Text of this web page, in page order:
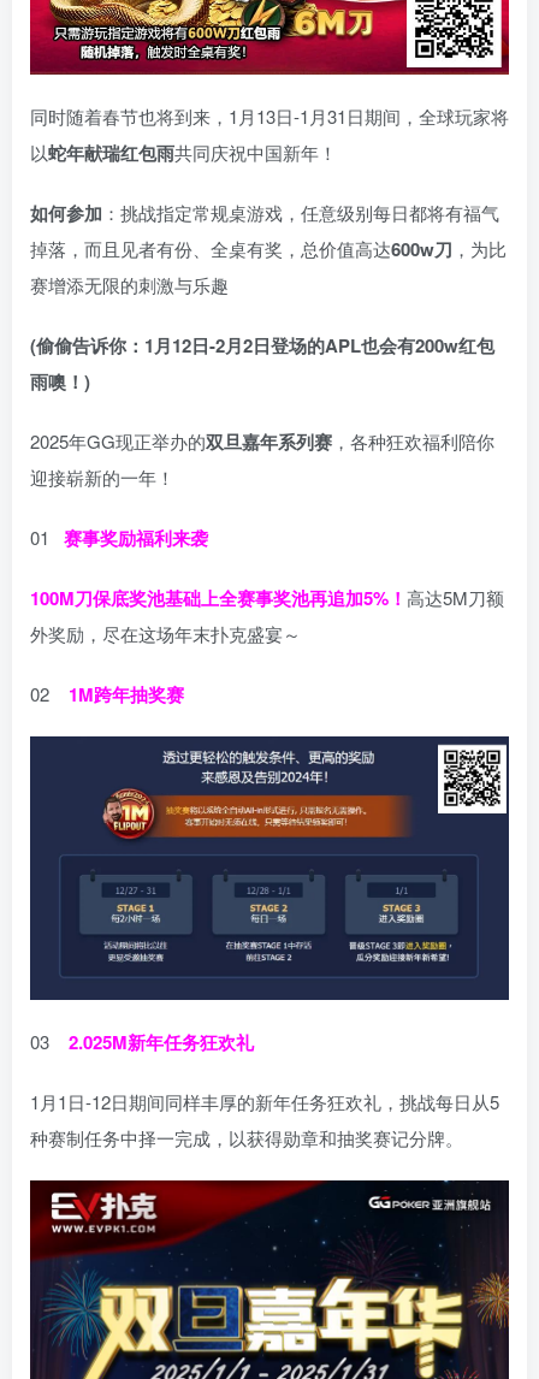
同时随着春节也将到来，1月13日-1月31日期间，全球玩家将
以蛇年献瑞红包雨共同庆祝中国新年！
如何参加 ：挑战指定常规桌游戏，任意级别每日都将有福气
掉落，而且见者有份、全桌有奖，总价值高达600w刀 ，为比
赛增添无限的刺激与乐趣
(偷偷告诉你：1月12日-2月2日登场的APL也会有200w红包
雨噢！)
2025年GG现正举办的双旦嘉年系列赛 ，各种狂欢福利陪你
迎接崭新的一年！
01 赛事奖励福利来袭
100M刀保底奖池基础上全赛事奖池再追加5% ！ 高达5M刀额
外奖励，尽在这场年末扑克盛宴～
02 1M跨年抽奖赛
03 2.025M新年任务狂欢礼
1月1日-12日期间同样丰厚的新年任务狂欢礼，挑战每日从5
种赛制任务中择一完成，以获得勋章和抽奖赛记分牌。